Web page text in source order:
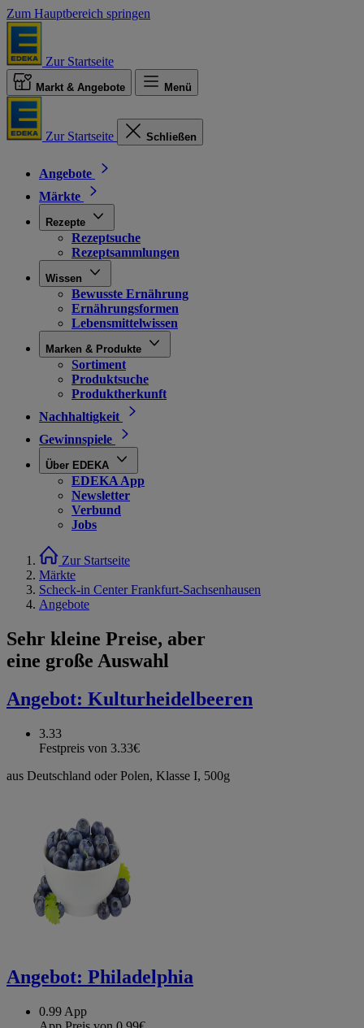
Zum Hauptbereich springen
Zur Startseite
Markt & Angebote Menü
Zur Startseite Schließen
Angebote
Märkte
Rezepte
Rezeptsuche
Rezeptsammlungen
Wissen
Bewusste Ernährung
Ernährungsformen
Lebensmittelwissen
Marken & Produkte
Sortiment
Produktsuche
Produktherkunft
Nachhaltigkeit
Gewinnspiele
Über EDEKA
EDEKA App
Newsletter
Verbund
Jobs
Zur Startseite
Märkte
Scheck-in Center Frankfurt-Sachsenhausen
Angebote
Sehr kleine Preise, aber
eine große Auswahl
Angebot: Kulturheidelbeeren
3.33
Festpreis von 3.33€
aus Deutschland oder Polen, Klasse I, 500g
Angebot: Philadelphia
0.99 App